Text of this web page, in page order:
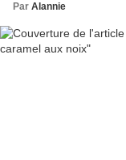
Par Alannie